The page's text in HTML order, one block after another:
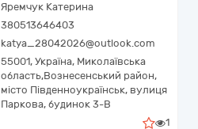
Яремчук Катерина
380513646403
katya_28042026@outlook.com
55001, Україна, Миколаївська
область,Вознесенський район,
місто Південноукраїнськ, вулиця
Паркова, будинок 3-В
1